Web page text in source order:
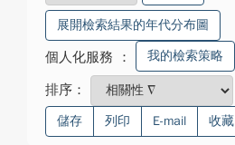
展開檢索結果的年代分布圖
個人化服務 ： 我的檢索策略
排序：
儲存 列印 E-mail 收藏